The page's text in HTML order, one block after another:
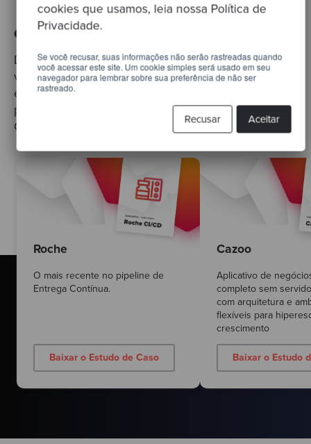
cookies que usamos, leia nossa Política de
Privacidade.
Se você recusar, suas informações não serão rastreadas quando
você acessar este site. Um cookie simples será usado em seu
navegador para lembrar sobre sua preferência de não ser
rastreado.
Aceitar
Recusar
Como ajudamos nossos clientes
De fornecedores globais de assistência médica a
varejistas líderes de mercado, trabalhamos com as
empresas mais inovadoras do mundo para
possibilitar seu próximo estágio de crescimento.
Conheça alguns dos nossos casos de sucesso.
Roche
O mais recente no pipeline de
Entrega Contínua.
Baixar o Estudo de Caso
Cazoo
Aplicativo de
completo sem
com arquitetura e
flexíveis para
crescimento
Baixar o Estudo